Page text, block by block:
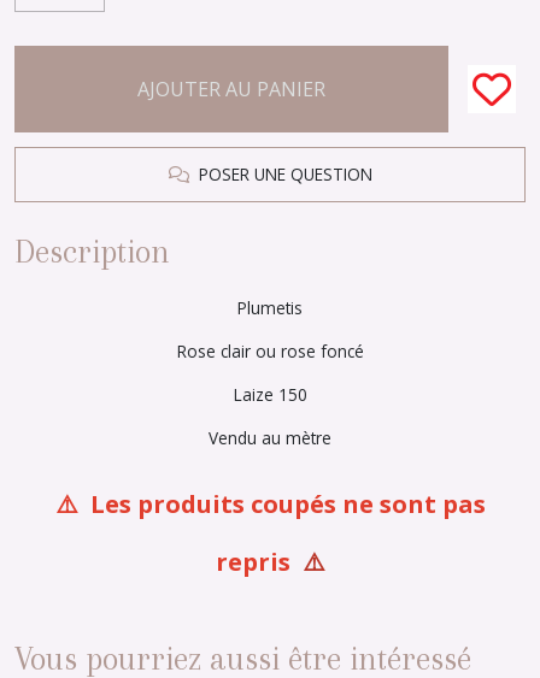
AJOUTER AU PANIER
POSER UNE QUESTION
Description
Plumetis
Rose clair ou rose foncé
Laize 150
Vendu au mètre
⚠️ Les produits coupés ne sont pas
repris ⚠️
Vous pourriez aussi être intéressé